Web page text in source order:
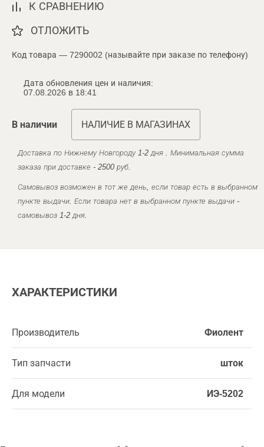
К СРАВНЕНИЮ
ОТЛОЖИТЬ
Код товара — 7290002 (называйте при заказе по телефону)
Дата обновления цен и наличия:
07.08.2026 в 18:41
В наличии НАЛИЧИЕ В МАГАЗИНАХ
Доставка по Нижнему Новгороду 1-2 дня . Минимальная сумма
заказа при доставке - 2500 руб.
Самовывоз возможен в тот же день, если товар есть в выбранном
пункте выдачи. Если товара нет в выбранном пункте выдачи -
самовывоз 1-2 дня.
ХАРАКТЕРИСТИКИ
Производитель Фиолент
Тип запчасти шток
Для модели ИЭ-5202